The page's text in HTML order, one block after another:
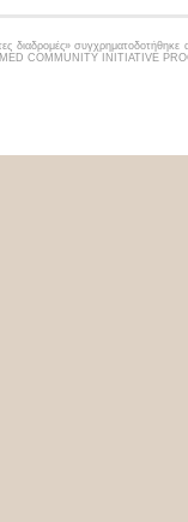
διαδρομές»
COMMUNITY INITIATIVE